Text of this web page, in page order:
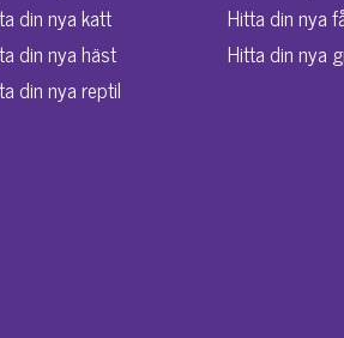
din nya katt
din nya häst
din nya reptil
Hitta din nya
Hitta din nya